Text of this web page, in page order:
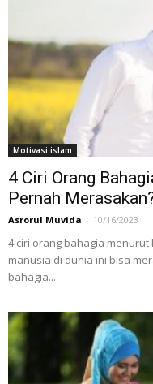
Motivasi islam
4 Ciri Orang
Pernah
Asrorul Muvida - 10/16/2023
4 ciri orang bahagia menurut
manusia di dunia ini bisa
bahagia...